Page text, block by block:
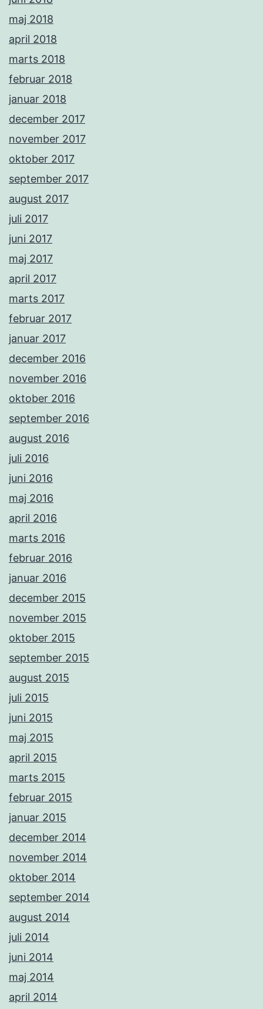
maj 2018
april 2018
marts 2018
februar 2018
januar 2018
december 2017
november 2017
oktober 2017
september 2017
august 2017
juli 2017
juni 2017
maj 2017
april 2017
marts 2017
februar 2017
januar 2017
december 2016
november 2016
oktober 2016
september 2016
august 2016
juli 2016
juni 2016
maj 2016
april 2016
marts 2016
februar 2016
januar 2016
december 2015
november 2015
oktober 2015
september 2015
august 2015
juli 2015
juni 2015
maj 2015
april 2015
marts 2015
februar 2015
januar 2015
december 2014
november 2014
oktober 2014
september 2014
august 2014
juli 2014
juni 2014
maj 2014
april 2014